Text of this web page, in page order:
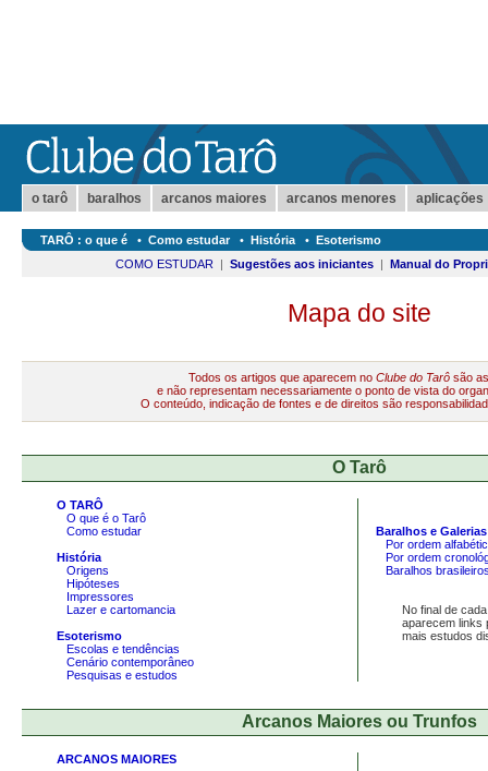
o tarô baralhos arcanos maiores arcanos menores aplicações
TARÔ : o que é • Como estudar • História • Esoterismo
COMO ESTUDAR | Sugestões aos iniciantes | Manual do
Mapa do site
Todos os artigos que aparecem no Clube do Tarô são
e não representam necessariamente o ponto de vista do
O conteúdo, indicação de fontes e de direitos são
O Tarô
O TARÔ
O que é o Tarô
Como estudar
História
Origens
Hipóteses
Impressores
Lazer e cartomancia
Esoterismo
Escolas e tendências
Cenário contemporâneo
Pesquisas e estudos
Baralhos e
Por ordem
Por ordem
Baralhos
No final de cada
aparecem links
mais estudos
Arcanos Maiores ou Trunfos
ARCANOS MAIORES